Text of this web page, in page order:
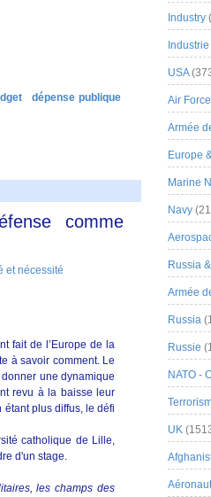
dépense publique
comme
fait de l’Europe de la
à savoir comment. Le
une dynamique
revu à la baisse leur
plus diffus, le défi
catholique de Lille,
d'un stage.
les champs des
Industry
Industrie
USA
Air Force
Armée
Europe
Marine
Navy
Russia
Armée
Russia
Russie
NATO -
UK